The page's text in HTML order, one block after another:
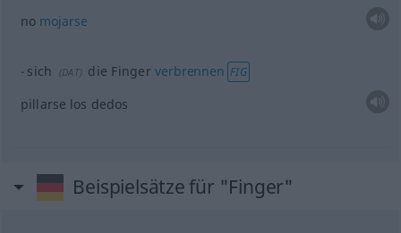
no mojarse
sich (DAT) die Fingerverbrennen FIG
pillarse los dedos
Beispielsätze für "Finger"